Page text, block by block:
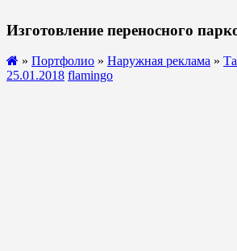
Изготовление переносного
» Портфолио » Наружная реклама »
25.01.2018 flamingo